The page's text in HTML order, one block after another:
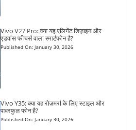
Vivo V27 Pro: क्या यह एलिगेंट डिज़ाइन और
एडवांस फीचर्स वाला स्मार्टफोन है?
Published On: January 30, 2026
Vivo Y35: क्या यह रोज़मर्रा के लिए स्टाइल और
पावरफुल फोन है?
Published On: January 30, 2026